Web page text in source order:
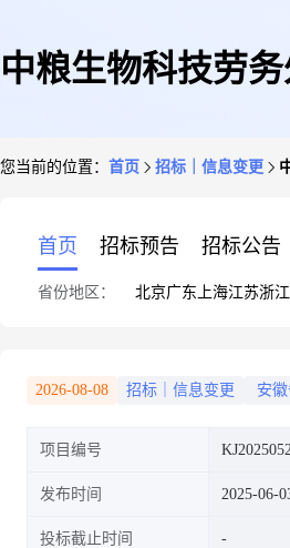
中粮生物科技劳
料、倒运、板框
您当前的位置： 首页 招标｜信息变更
首页 招标预告 招标公告
省份地区： 北京广东 上海江苏浙江
2026-08-08 招标｜信息变更 安徽
项目编号
发布时间 2025-06-
投标截止时间